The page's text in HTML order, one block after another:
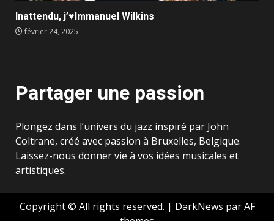
Inattendu, j’♥️Immanuel Wilkins
février 24, 2025
Partager une passion
Plongez dans l’univers du jazz inspiré par John
Coltrane, créé avec passion à Bruxelles, Belgique.
Laissez-nous donner vie à vos idées musicales et
artistiques.
Copyright © All rights reserved. | DarkNews par AF